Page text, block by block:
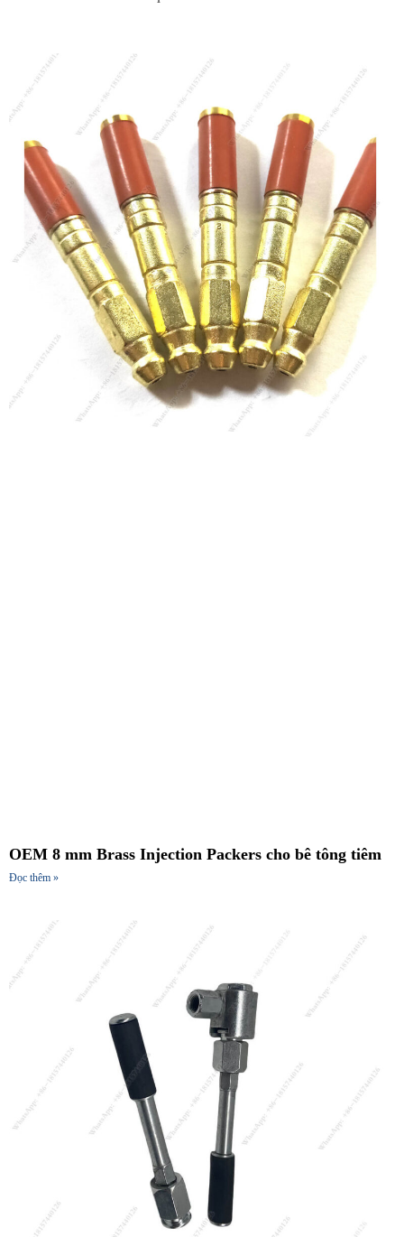
OEM 8 mm Brass Injection Packers cho bê tông tiêm
Đọc thêm »